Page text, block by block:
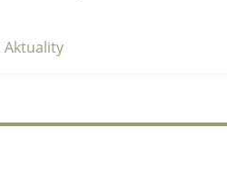
Aktuality